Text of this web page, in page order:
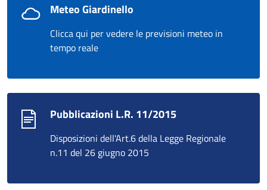
Meteo Giardinello
Clicca qui per vedere le previsioni meteo in
tempo reale
Pubblicazioni L.R. 11/2015
Disposizioni dell'Art.6 della Legge Regionale
n.11 del 26 giugno 2015